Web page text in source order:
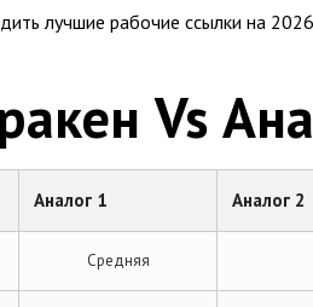
лучшие рабочие ссылки на
Vs
Аналог 1 Аналог 2
Средняя